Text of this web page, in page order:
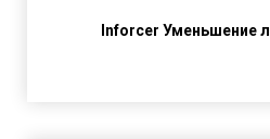
Inforcer Уменьшение